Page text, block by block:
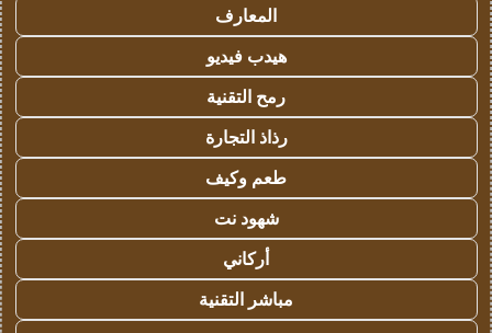
المعارف
هيدب فيديو
رمح التقنية
رذاذ التجارة
طعم وكيف
شهود نت
أركاني
مباشر التقنية